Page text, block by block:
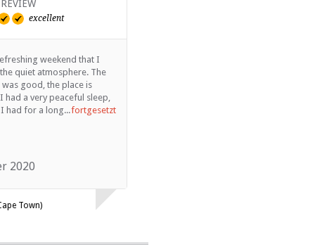
excellent
weekend that I
quiet atmosphere. The
good, the place is
had a very peaceful sleep,
had for a long...fortgesetzt
2020
Town)